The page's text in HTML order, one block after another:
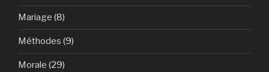
Mariage (8)
Méthodes (9)
Morale (29)